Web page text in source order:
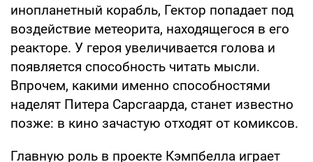
инопланетный корабль, Гектор попадает под
воздействие метеорита, находящегося в его
реакторе. У героя увеличивается голова и
появляется способность читать мысли.
Впрочем, какими именно способностями
наделят Питера Сарсгаарда, станет известно
позже: в кино зачастую отходят от комиксов.
Главную роль в проекте Кэмпбелла играет